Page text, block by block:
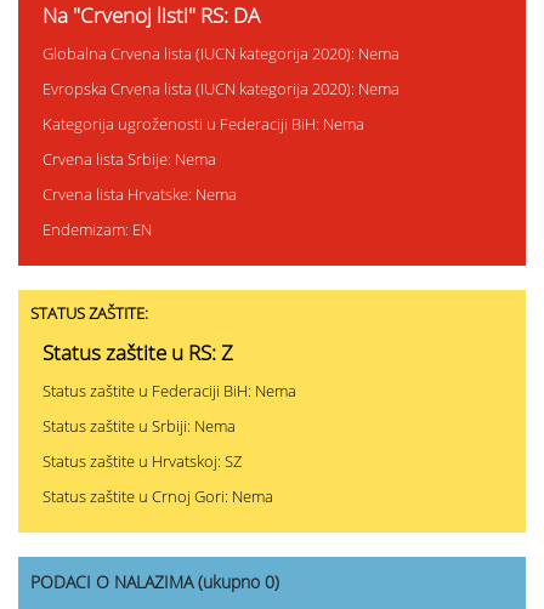
Na "Crvenoj listi" RS: DA
Globalna Crvena lista (IUCN kategorija 2020): Nema
Evropska Crvena lista (IUCN kategorija 2020): Nema
Kategorija ugroženosti u Federaciji BiH: Nema
Crvena lista Srbije: Nema
Crvena lista Hrvatske: Nema
Endemizam: EN
STATUS ZAŠTITE:
Status zaštite u RS: Z
Status zaštite u Federaciji BiH: Nema
Status zaštite u Srbiji: Nema
Status zaštite u Hrvatskoj: SZ
Status zaštite u Crnoj Gori: Nema
PODACI O NALAZIMA (ukupno 0)